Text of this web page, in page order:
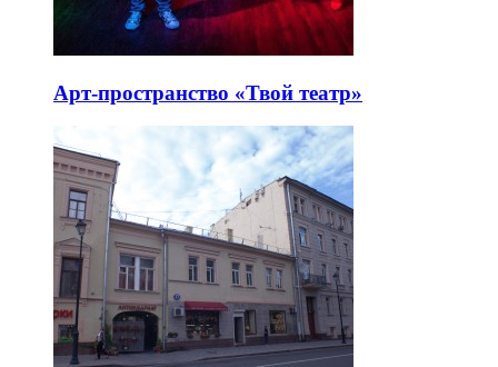
Арт-пространство «Твой театр»